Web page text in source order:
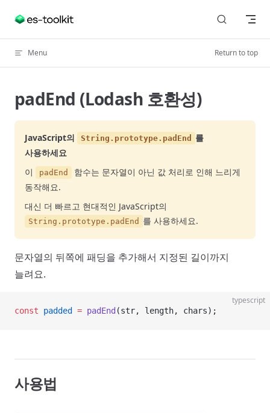
Skip to content
Menu Return to top
padEnd (Lodash 호환성)
JavaScript의 String.prototype.padEnd
를
사용하세요
이
padEnd
함수는 문자열이 아닌 값 처리로 인해 느리게
동작해요.
대신 더 빠르고 현대적인 JavaScript의
String.prototype.padEnd 를 사용하세요.
문자열의 뒤쪽에 패딩을 추가해서 지정된 길이까지
늘려요.
typescript
const padded = padEnd (str, length, chars);
사용법